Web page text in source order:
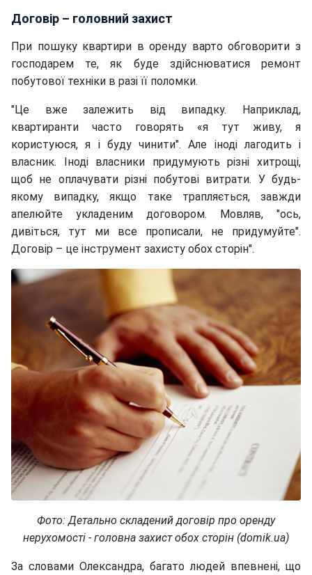
Договір – головний захист
При пошуку квартири в оренду варто обговорити з
господарем те, як буде здійснюватися ремонт
побутової техніки в разі її поломки.
"Це вже залежить від випадку. Наприклад,
квартиранти часто говорять «я тут живу, я
користуюся, я і буду чинити". Але іноді лагодить і
власник. Іноді власники придумують різні хитрощі,
щоб не оплачувати різні побутові витрати. У будь-
якому випадку, якщо таке трапляється, завжди
апелюйте укладеним договором. Мовляв, "ось,
дивіться, тут ми все прописали, не придумуйте".
Договір – це інструмент захисту обох сторін".
Фото: Детально складений договір про оренду
нерухомості - головна захист обох сторін (domik.ua)
За словами Олександра, багато людей впевнені, що